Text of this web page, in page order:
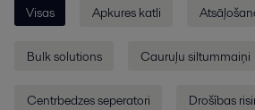
Visas Apkures katli
Bulk solutions Cauruļu siltummaiņi
Centrbedzes seperatori Drošības